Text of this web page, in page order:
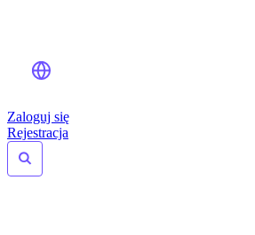
Zaloguj się
Rejestracja